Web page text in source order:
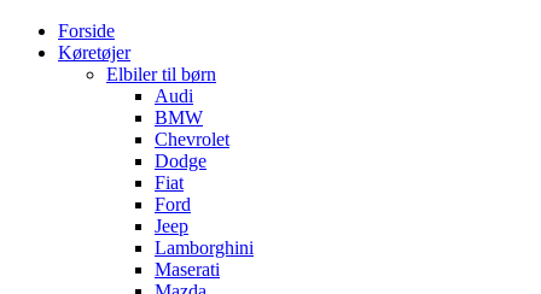
Forside
Køretøjer
Elbiler til børn
Audi
BMW
Chevrolet
Dodge
Fiat
Ford
Jeep
Lamborghini
Maserati